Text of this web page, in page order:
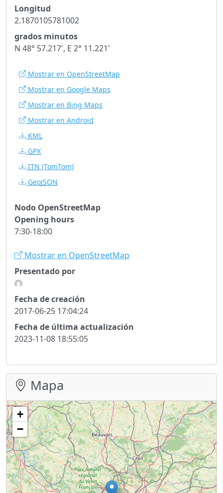
Longitud
2.1870105781002
grados minutos
N 48° 57.217', E 2° 11.221'
Mostrar en OpenStreetMap
Mostrar en Google Maps
Mostrar en Bing Maps
Mostrar en Android
KML
GPX
ITN (TomTom)
GeoJSON
Nodo OpenStreetMap
Opening hours
7:30-18:00
Mostrar en OpenStreetMap
Presentado por
Fecha de creación
2017-06-25 17:04:24
Fecha de última actualización
2023-11-08 18:55:05
Mapa
+
−